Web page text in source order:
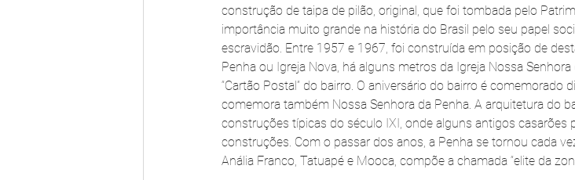
construção de taipa de pilão, original, que foi tombada pelo
importância muito grande na história do Brasil pelo seu papel
escravidão. Entre 1957 e 1967, foi construída em posição de
Penha ou Igreja Nova, há alguns metros da Igreja Nossa
“Cartão Postal” do bairro. O aniversário do bairro é comemorado
comemora também Nossa Senhora da Penha. A arquitetura do
construções típicas do século IXI, onde alguns antigos casarões
construções. Com o passar dos anos, a Penha se tornou cada
Anália Franco, Tatuapé e Mooca, compõe a chamada “elite da